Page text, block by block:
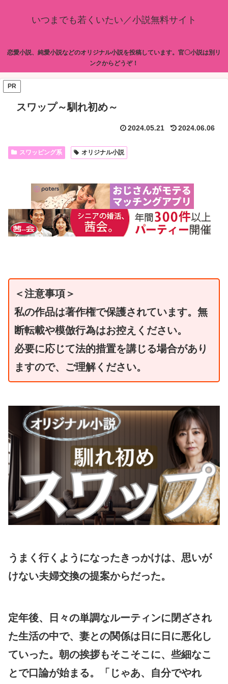
いつまでも若くいたい／小説無料サイト
恋愛小説、純愛小説などのオリジナル小説を投稿しています。官〇小説は別リ
ンクからどうぞ！
PR
スワップ～馴れ初め～
2024.05.21 2024.06.06
スワッピング系 オリジナル小説
＜注意事項＞
私の作品は著作権で保護されています。無
断転載や模倣行為はお控えください。
必要に応じて法的措置を講じる場合があり
ますので、ご理解ください。
うまく行くようになったきっかけは、思いが
けない夫婦交換の提案からだった。
定年後、日々の単調なルーティンに閉ざされ
た生活の中で、妻との関係は日に日に悪化し
ていった。朝の挨拶もそこそこに、些細なこ
とで口論が始まる。「じゃあ、自分でやれ